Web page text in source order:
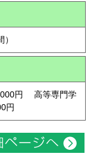
円 高等専門学
円